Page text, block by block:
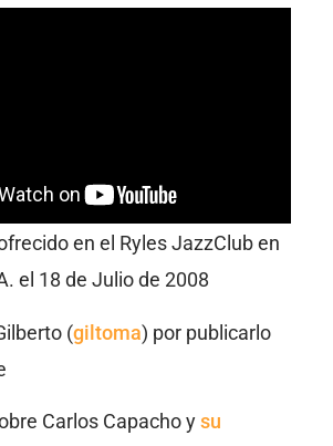
en el Ryles JazzClub en
el 18 de Julio de 2008
(giltoma) por publicarlo
Carlos Capacho y su